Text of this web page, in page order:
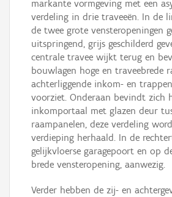
markante vormgeving met een
verdeling in drie traveeën. In de
de twee grote vensteropeningen
uitspringend, grijs geschilderd
centrale travee wijkt terug en
bouwlagen hoge en traveebrede
achterliggende inkom- en
voorziet. Onderaan bevindt zich
inkomportaal met glazen deur
raampanelen, deze verdeling
verdieping herhaald. In de
gelijkvloerse garagepoort en op
brede vensteropening, aanwezig.
Verder hebben de zij- en